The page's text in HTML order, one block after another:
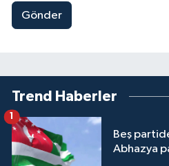
Gönder
Trend Haberler
Beş
Abhazya
1